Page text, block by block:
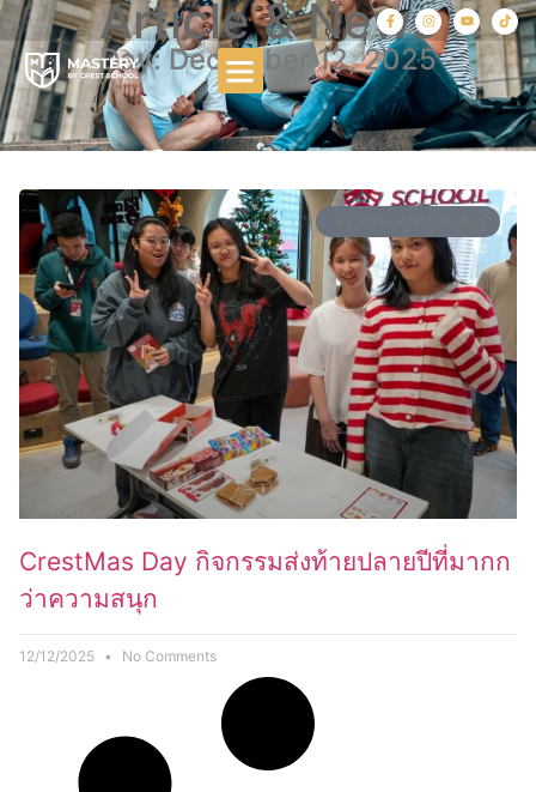
Article & News
Day: December 12, 2025
CrestMas Day กิจกรรมส่งท้ายปลายปีที่มากก
ว่าความสนุก
12/12/2025 No Comments